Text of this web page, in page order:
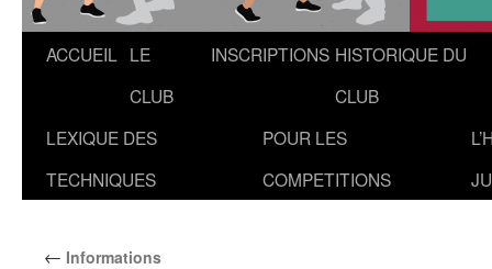
ACCUEIL LE
CLUB
INSCRIPTIONS HISTORIQUE DU
CLUB
LEXIQUE DES
TECHNIQUES
POUR LES
COMPETITIONS
← Informations